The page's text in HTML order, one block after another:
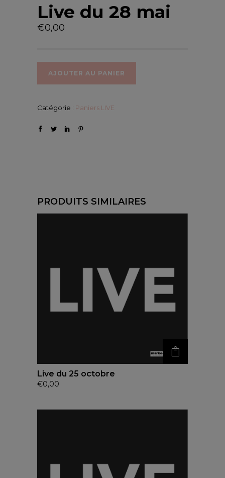
Live du 28 mai
€0,00
AJOUTER AU PANIER
Catégorie : Paniers LIVE
PRODUITS SIMILAIRES
Live du 25 octobre
€0,00